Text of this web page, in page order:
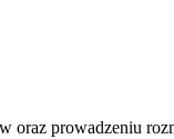
oraz prowadzeniu